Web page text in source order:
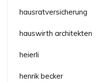
hausratversicherung
hauswirth architekten
heierli
henrik becker